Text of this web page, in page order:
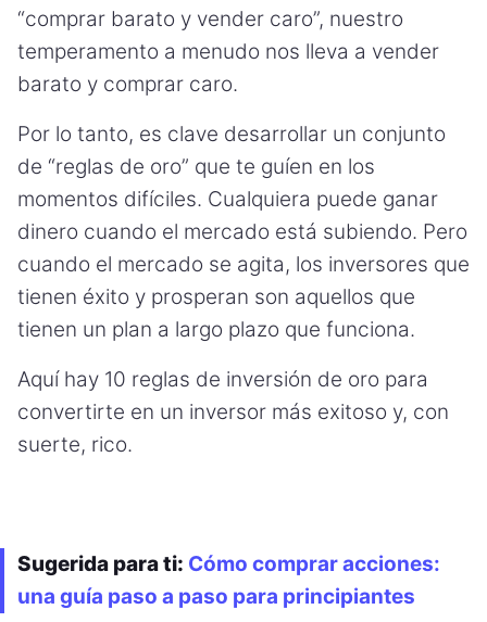
“comprar barato y vender caro”, nuestro
temperamento a menudo nos lleva a vender
barato y comprar caro.
Por lo tanto, es clave desarrollar un conjunto
de “reglas de oro” que te guíen en los
momentos difíciles. Cualquiera puede ganar
dinero cuando el mercado está subiendo. Pero
cuando el mercado se agita, los inversores que
tienen éxito y prosperan son aquellos que
tienen un plan a largo plazo que funciona.
Aquí hay 10 reglas de inversión de oro para
convertirte en un inversor más exitoso y, con
suerte, rico.
Sugerida para ti: Cómo comprar acciones:
una guía paso a paso para principiantes